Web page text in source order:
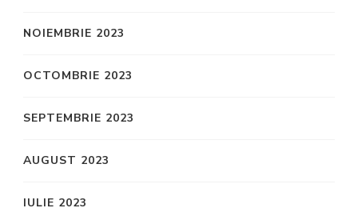
NOIEMBRIE 2023
OCTOMBRIE 2023
SEPTEMBRIE 2023
AUGUST 2023
IULIE 2023